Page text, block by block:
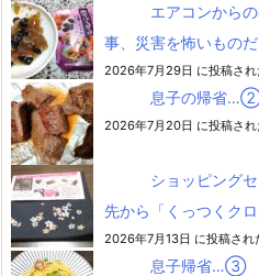
エアコンから
事、災害を怖いもの
2026年7月29日 に投稿され
息子の帰省
2026年7月20日 に投稿され
ショッピング
先から「くっつくク
2026年7月13日 に投稿され
息子帰省…③